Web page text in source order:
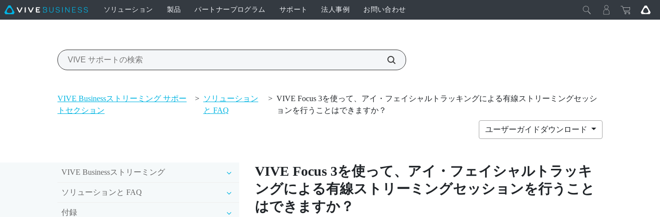
ソリューション 製品 パートナープログラム サポート 法人事例 お問い合わせ
VIVE Businessストリーミング サポー
トセクション
> ソリューション
と FAQ
> VIVE Focus 3を使って、アイ・フェイシャルトラッキングによる有線ストリーミングセッシ
ョンを行うことはできますか？
ユーザーガイドダウンロード
VIVE Businessストリーミング
ソリューションと FAQ
付録
VIVE Focus 3を使って、アイ・フェイシャルトラッキ
ングによる有線ストリーミングセッションを行うこと
はできますか？